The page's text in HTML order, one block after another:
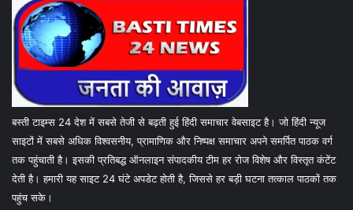
बस्ती टाइम्स 24 देश में सबसे तेजी से बढ़ती हुई हिंदी समाचार वेबसाइट है। जो हिंदी न्यूज
साइटों में सबसे अधिक विश्वसनीय, प्रामाणिक और निष्पक्ष समाचार अपने समर्पित पाठक वर्ग
तक पहुंचाती है। इसकी प्रतिबद्ध ऑनलाइन संपादकीय टीम हर रोज विशेष और विस्तृत कंटेंट
देती है। हमारी यह साइट 24 घंटे अपडेट होती है, जिससे हर बड़ी घटना तत्काल पाठकों तक
पहुंच सके।